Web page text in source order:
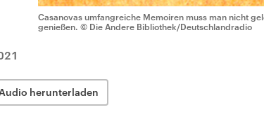
Casanovas umfangreiche Memoiren muss man nicht
genießen. © Die Andere Bibliothek/Deutschlandradio
herunterladen